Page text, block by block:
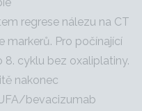
regrese nálezu na CT
markerů. Pro počínající
cyklu bez oxaliplatiny.
nakonec
bevacizumab